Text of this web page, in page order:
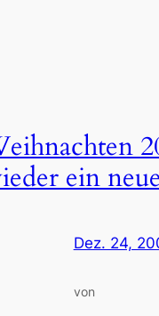
ein
Dez. 24,
von